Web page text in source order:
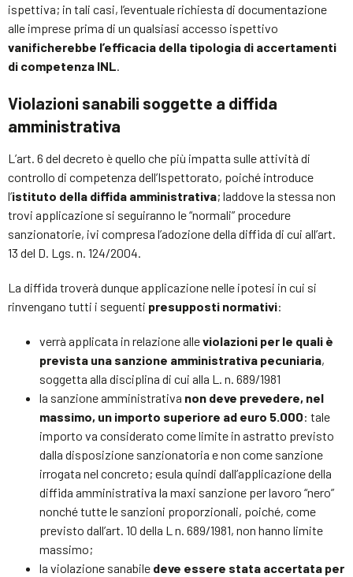
ispettiva; in tali casi, l’eventuale richiesta di documentazione
alle imprese prima di un qualsiasi accesso ispettivo
vanificherebbe l’efficacia della tipologia di accertamenti
di competenza INL.
Violazioni sanabili soggette a diffida
amministrativa
L’art. 6 del decreto è quello che più impatta sulle attività di
controllo di competenza dell’Ispettorato, poiché introduce
l’istituto della diffida amministrativa; laddove la stessa non
trovi applicazione si seguiranno le “normali” procedure
sanzionatorie, ivi compresa l’adozione della diffida di cui all’art.
13 del D. Lgs. n. 124/2004.
La diffida troverà dunque applicazione nelle ipotesi in cui si
rinvengano tutti i seguenti presupposti normativi:
verrà applicata in relazione alleviolazioni per le quali è
prevista una sanzione amministrativa pecuniaria,
soggetta alla disciplina di cui alla L. n. 689/1981
la sanzione amministrativa non deve prevedere, nel
massimo, un importo superiore ad euro 5.000: tale
importo va considerato come limite in astratto previsto
dalla disposizione sanzionatoria e non come sanzione
irrogata nel concreto; esula quindi dall’applicazione della
diffida amministrativa la maxi sanzione per lavoro “nero”
nonché tutte le sanzioni proporzionali, poiché, come
previsto dall’art. 10 della L n. 689/1981, non hanno limite
massimo;
la violazione sanabile deve essere stata accertata per